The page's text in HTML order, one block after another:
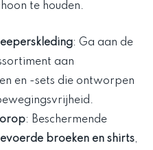
te houden.
: Ga aan de
aan
en -sets die ontworpen
: Beschermende
broeken en shirts,